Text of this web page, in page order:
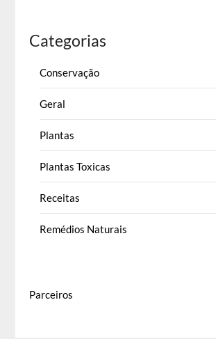
Categorias
Conservação
Geral
Plantas
Plantas Toxicas
Receitas
Remédios Naturais
Parceiros